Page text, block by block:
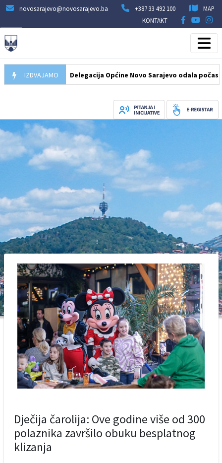
novosarajevo@novosarajevo.ba +387 33 492 100
MAP
KONTAKT
IZDVAJAMO
07.08.2026 Delegacija Općine Novo Sarajevo odala počast
Dječija čarolija: Ove godine više od 300
polaznika završilo obuku besplatnog
klizanja